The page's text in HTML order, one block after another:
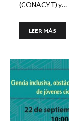
(CONACYT) y…
LEER MÁS